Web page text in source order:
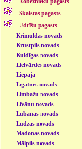
Robežnieku pagasts
Skaistas pagasts
Ūdrīšu pagasts
Krimuldas novads
Krustpils novads
Kuldīgas novads
Lielvārdes novads
Liepāja
Līgatnes novads
Limbažu novads
Līvānu novads
Lubānas novads
Ludzas novads
Madonas novads
Mālpils novads